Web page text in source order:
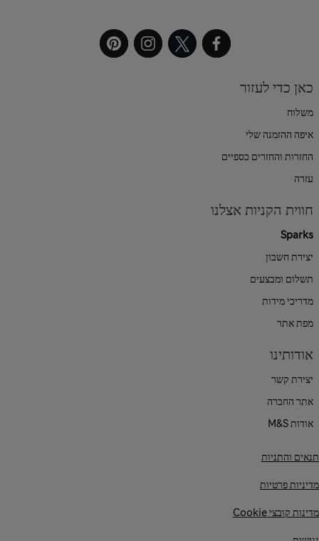
כאן כדי לעזור
משלוח
איפה ההזמנה שלי
החזרות והחזרים כספיים
עזרה
חווית הקניות אצלנו
Sparks
יצירת חשבון
תשלום ומבצעים
מדריכי מידות
מפת אתר
אודותינו
יצירת קשר
אתר החברה
אודות M&S
תנאים והתניות
מדיניות פרטיות
מדינות קובצי Cookie